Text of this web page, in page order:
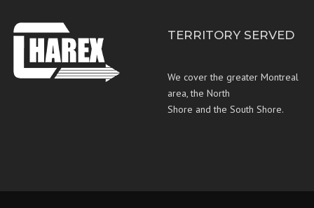
TERRITORY SERVED
We cover the greater Montreal
area, the North
Shore and the South Shore.